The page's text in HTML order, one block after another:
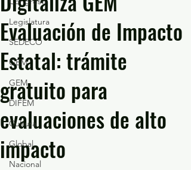
Legislatura
SEDECO
GEM
GEM
DIFEM
Cultura
Global
Nacional
Evaluación de Impacto
Estatal: trámite
gratuito para
evaluaciones de alto
impacto